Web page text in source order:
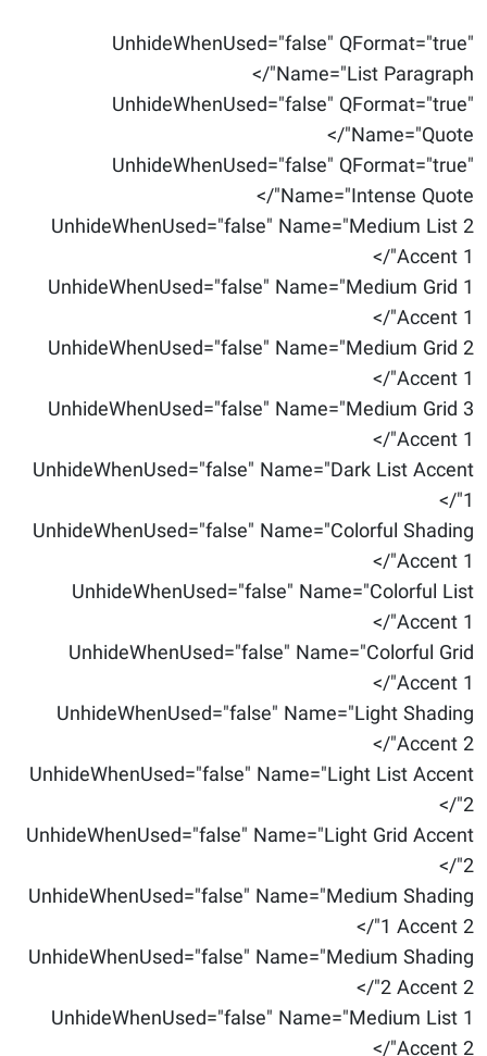
UnhideWhenUsed="false" QFormat="true"
Name="List Paragraph"/>
UnhideWhenUsed="false" QFormat="true"
Name="Quote"/>
UnhideWhenUsed="false" QFormat="true"
Name="Intense Quote"/>
UnhideWhenUsed="false" Name="Medium List 2
Accent 1"/>
UnhideWhenUsed="false" Name="Medium Grid 1
Accent 1"/>
UnhideWhenUsed="false" Name="Medium Grid 2
Accent 1"/>
UnhideWhenUsed="false" Name="Medium Grid 3
Accent 1"/>
UnhideWhenUsed="false" Name="Dark List Accent
1"/>
UnhideWhenUsed="false" Name="Colorful Shading
Accent 1"/>
UnhideWhenUsed="false" Name="Colorful List
Accent 1"/>
UnhideWhenUsed="false" Name="Colorful Grid
Accent 1"/>
UnhideWhenUsed="false" Name="Light Shading
Accent 2"/>
UnhideWhenUsed="false" Name="Light List Accent
2"/>
UnhideWhenUsed="false" Name="Light Grid Accent
2"/>
UnhideWhenUsed="false" Name="Medium Shading
1 Accent 2"/>
UnhideWhenUsed="false" Name="Medium Shading
2 Accent 2"/>
UnhideWhenUsed="false" Name="Medium List 1
Accent 2"/>